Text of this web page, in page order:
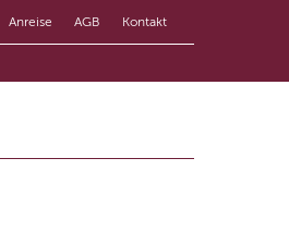
Anreise AGB Kontakt